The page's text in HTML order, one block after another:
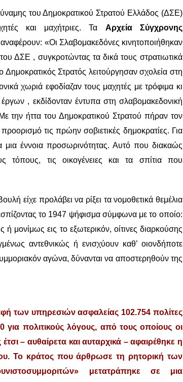
του Δημοκρατικού Στρατού Ελλάδος (ΔΣΕ)
και μαχήτριες. Τα Αρχεία Σύγχρονης
αναφέρουν: «Οι Σλαβομακεδόνες κινητοποιήθηκαν
ΔΣΕ , συγκροτώντας τα δικά τους στρατιωτικά
Στρατός λειτούργησαν σχολεία στη
χωριά εφοδίαζαν τους μαχητές με τρόφιμα κι
, εκδίδονταν έντυπα στη σλαβομακεδονική
την ήττα του Δημοκρατικού Στρατού πήραν τον
τις πρώην σοβιετικές δημοκρατίες. Για
μια έννοια προσωρινότητας. Αυτό που διακαώς
τόπους, τις οικογένειες και τα σπίτια που
είχε προλάβει να ρίξει τα νομοθετικά θεμέλια
το 1947 ψήφισμα σύμφωνα με το οποίο:
μονίμως εις το εξωτερικόν, οίτινες διαρκούσης
αντεθνικώς ή ενισχύουν καθ’ οιονδήποτε
αγώνα, δύνανται να αποστερηθούν της
των υπηρεσιών ασφαλείας 102.754 πολίτες
πολιτικούς λόγους, από τους οποίους οι
– αυθαίρετα και αυταρχικά – αφαιρέθηκε η
Το κράτος που άρθρωσε τη ρητορική των
μετατράπηκε σε μια